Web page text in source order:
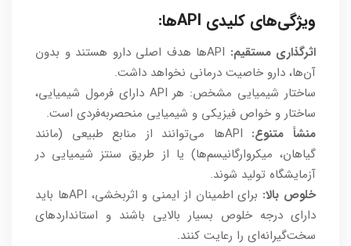
ویژگی‌های کلیدی APIها:
اثرگذاری مستقیم:
APIها هدف اصلی دارو هستند و بدون
آن‌ها، دارو خاصیت درمانی نخواهد داشت.
ساختار شیمیایی مشخص: هر API دارای فرمول شیمیایی،
ساختار و خواص فیزیکی و شیمیایی منحصربه‌فردی است.
منشأ متنوع:
APIها می‌توانند از منابع طبیعی (مانند
گیاهان، میکروارگانیسم‌ها) یا از طریق سنتز شیمیایی در
آزمایشگاه تولید شوند.
خلوص بالا:
برای اطمینان از ایمنی و اثربخشی، APIها باید
دارای درجه خلوص بسیار بالایی باشند و استانداردهای
سخت‌گیرانه‌ای را رعایت کنند.